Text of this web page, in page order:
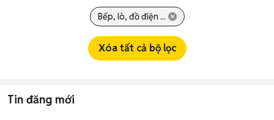
Bếp, lò, đồ điện ...
Xóa tất cả bộ lọc
Tin đăng mới